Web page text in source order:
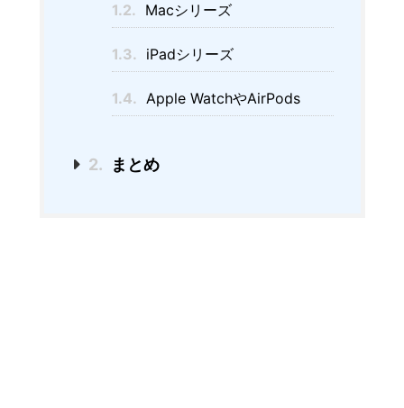
1.2. Macシリーズ
1.3. iPadシリーズ
1.4. Apple WatchやAirPods
2. まとめ